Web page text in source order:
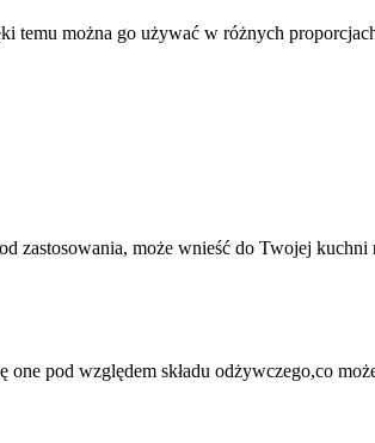
​można go używać w różnych
zastosowania,⁤ może wnieść do Twojej⁤
pod względem składu odżywczego,co